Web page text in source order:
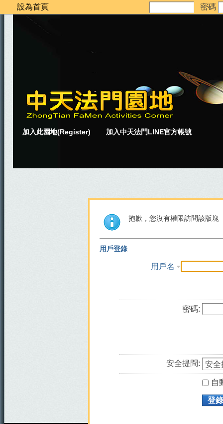
設為首頁 密碼
加入此園地(Register) 加入中天法門LINE官方帳號
抱歉，您沒有權限訪問該版塊
用戶登錄
用戶名
密碼:
安全提問:
自
登錄